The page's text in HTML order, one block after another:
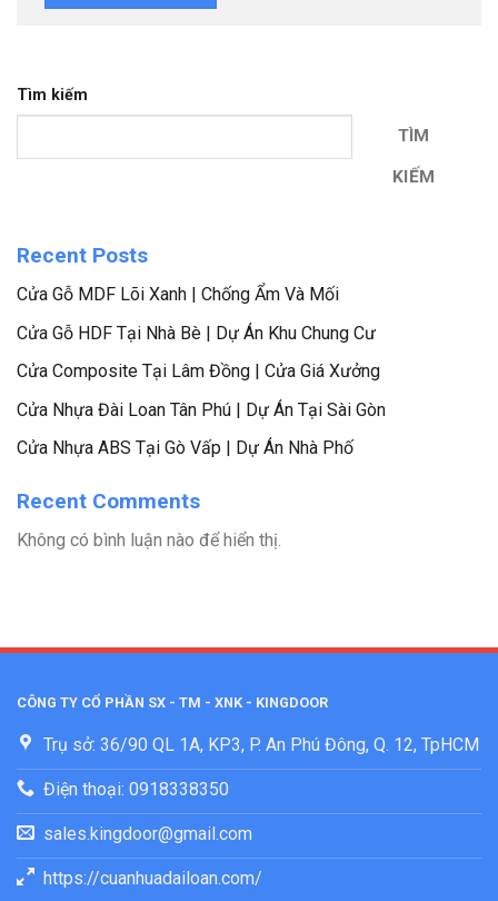
Tìm kiếm
TÌM
KIẾM
Recent Posts
Cửa Gỗ MDF Lõi Xanh | Chống Ẩm Và Mối
Cửa Gỗ HDF Tại Nhà Bè | Dự Án Khu Chung Cư
Cửa Composite Tại Lâm Đồng | Cửa Giá Xưởng
Cửa Nhựa Đài Loan Tân Phú | Dự Án Tại Sài Gòn
Cửa Nhựa ABS Tại Gò Vấp | Dự Án Nhà Phố
Recent Comments
Không có bình luận nào để hiển thị.
CÔNG TY CỔ PHẦN SX - TM - XNK - KINGDOOR
Trụ sở: 36/90 QL 1A, KP3, P. An Phú Đông, Q. 12, TpHCM
Điện thoại: 0918338350
sales.kingdoor@gmail.com
https://cuanhuadailoan.com/